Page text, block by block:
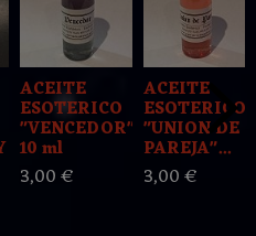
ACEITE
ESOTERICO
"VENCEDOR"
10 ml
3,00 €
ACEITE
ESOTERICO
"UNION DE
PAREJA"...
3,00 €